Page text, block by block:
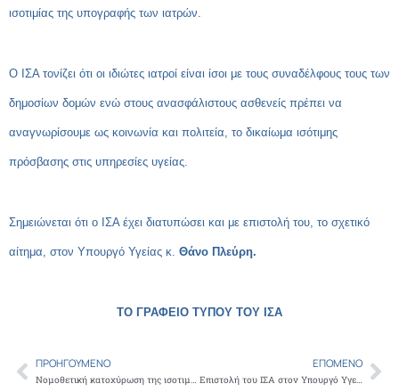
ισοτιμίας της υπογραφής των ιατρών.
Ο ΙΣΑ τονίζει ότι οι ιδιώτες ιατροί είναι ίσοι με τους συναδέλφους τους των
δημοσίων δομών ενώ στους ανασφάλιστους ασθενείς πρέπει να
αναγνωρίσουμε ως κοινωνία και πολιτεία, το δικαίωμα ισότιμης
πρόσβασης στις υπηρεσίες υγείας.
Σημειώνεται ότι ο ΙΣΑ έχει διατυπώσει και με επιστολή του, το σχετικό
αίτημα, στον Υπουργό Υγείας κ. Θάνο Πλεύρη.
ΤΟ ΓΡΑΦΕΙΟ ΤΥΠΟΥ ΤΟΥ ΙΣΑ
Prev
ΠΡΟΗΓΟΎΜΕΝΟ
Νομοθετική κατοχύρωση της ισοτιμίας της ιατρικής υπογραφής, για την αναβολή ποινικής δίκης, μετά από παρέμβαση του ΙΣΑ
ΕΠΌΜΕΝΟ
Επιστολή του ΙΣΑ στον Υπουργό Υγείας για να δοθεί η δυνατότητα συμμετοχής στο θεσμό του προσωπικού ιατρού των ιατρών που υπηρετούν σε φορείς του δημοσίου